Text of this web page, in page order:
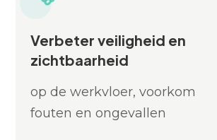
Verbeter veiligheid en
zichtbaarheid
op de werkvloer, voorkom
fouten en ongevallen